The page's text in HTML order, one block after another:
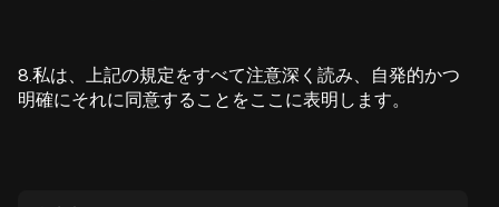
8.私は、上記の規定をすべて注意深く読み、自発的かつ
明確にそれに同意することをここに表明します。